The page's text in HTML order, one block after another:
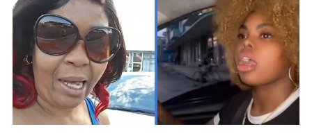
Shangó
La
Deportación
De
La
Cintumbare